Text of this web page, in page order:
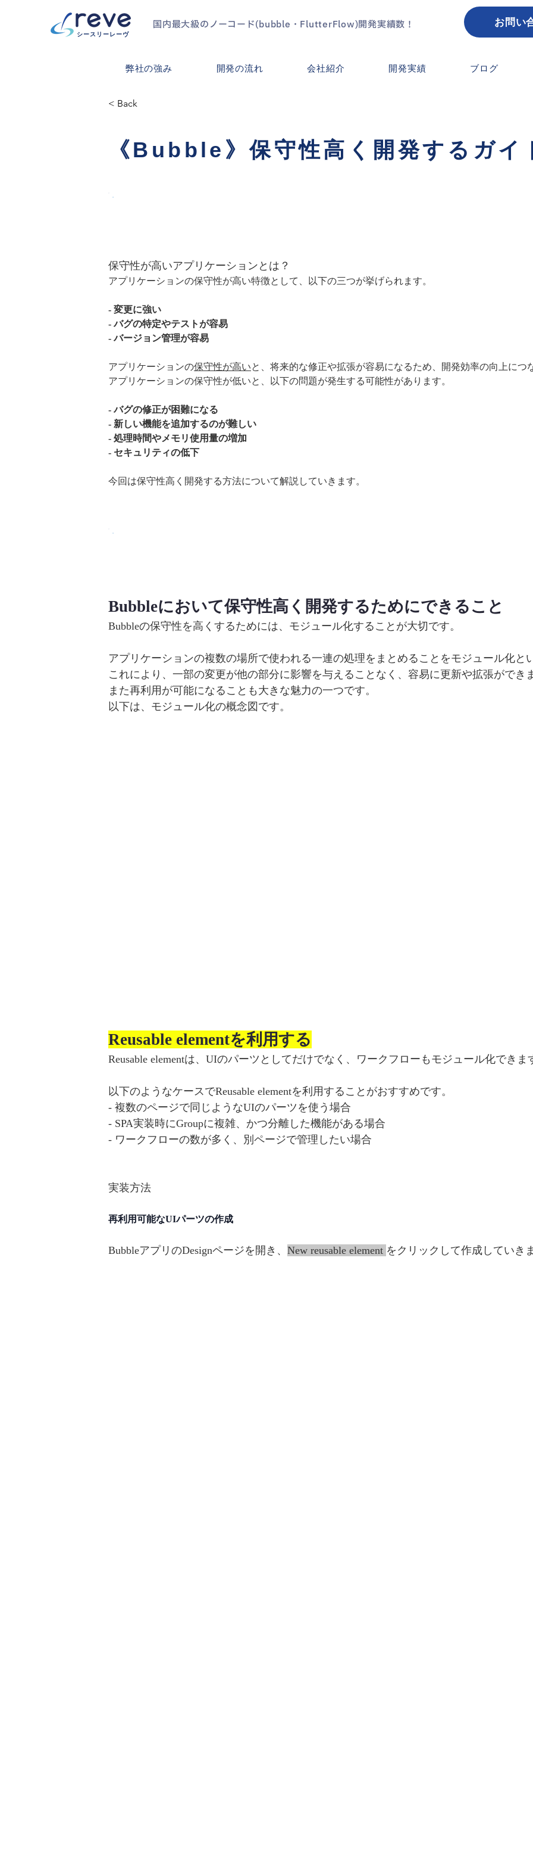
シースリーレーヴ
国内最大級のノーコード(bubble・FlutterFlow)開発実績数！ お問い
弊社の強み 開発の流れ 会社紹介 開発実績 ブログ
< Back
《Bubble》保守性高く開発するガイ
保守性が高いアプリケーションとは？
アプリケーションの保守性が高い特徴として、以下の三つが挙げられます。
- 変更に強い
- バグの特定やテストが容易
- バージョン管理が容易
アプリケーションの保守性が高いと、将来的な修正や拡張が容易になるため、開発効率の向上につ
アプリケーションの保守性が低いと、以下の問題が発生する可能性があります。
- バグの修正が困難になる
- 新しい機能を追加するのが難しい
- 処理時間やメモリ使用量の増加
- セキュリティの低下
今回は保守性高く開発する方法について解説していきます。
Bubbleにおいて保守性高く開発するためにできること
Bubbleの保守性を高くするためには、モジュール化することが大切です。
アプリケーションの複数の場所で使われる一連の処理をまとめることをモジュール化と
これにより、一部の変更が他の部分に影響を与えることなく、容易に更新や拡張ができ
また再利用が可能になることも大きな魅力の一つです。
以下は、モジュール化の概念図です。
Reusable elementを利用する
Reusable elementは、UIのパーツとしてだけでなく、ワークフローもモジュール化できま
以下のようなケースでReusable elementを利用することがおすすめです。
- 複数のページで同じようなUIのパーツを使う場合
- SPA実装時にGroupに複雑、かつ分離した機能がある場合
- ワークフローの数が多く、別ページで管理したい場合
実装方法
再利用可能なUIパーツの作成
BubbleアプリのDesignページを開き、 New reusable element をクリックして作成していき